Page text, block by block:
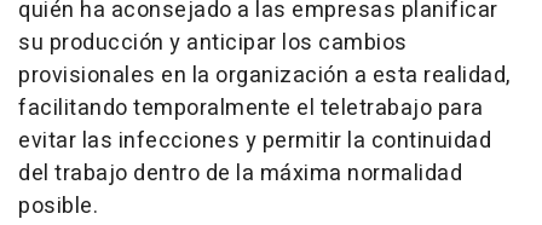
quién ha aconsejado a las empresas planificar
su producción y anticipar los cambios
provisionales en la organización a esta realidad,
facilitando temporalmente el teletrabajo para
evitar las infecciones y permitir la continuidad
del trabajo dentro de la máxima normalidad
posible.